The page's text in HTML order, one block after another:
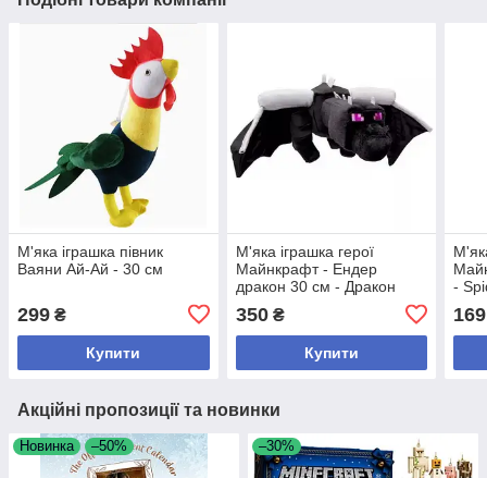
М'яка іграшка півник
Ваяни Ай-Ай - 30 см
299 ₴
Купити
М'яка іграшка герої
Майнкрафт - Ендер
дракон 30 см - Дракон
350₴
Купити
-
169
Акційні пропозиції та новинки
Новинка –50% –30%